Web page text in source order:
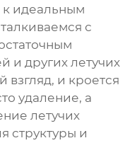
идеальным
с
и других летучих
взгляд, и кроется
удаление, а
летучих
структуры и